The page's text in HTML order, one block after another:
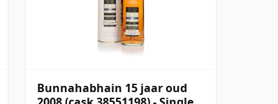
Bunnahabhain 15 jaar oud